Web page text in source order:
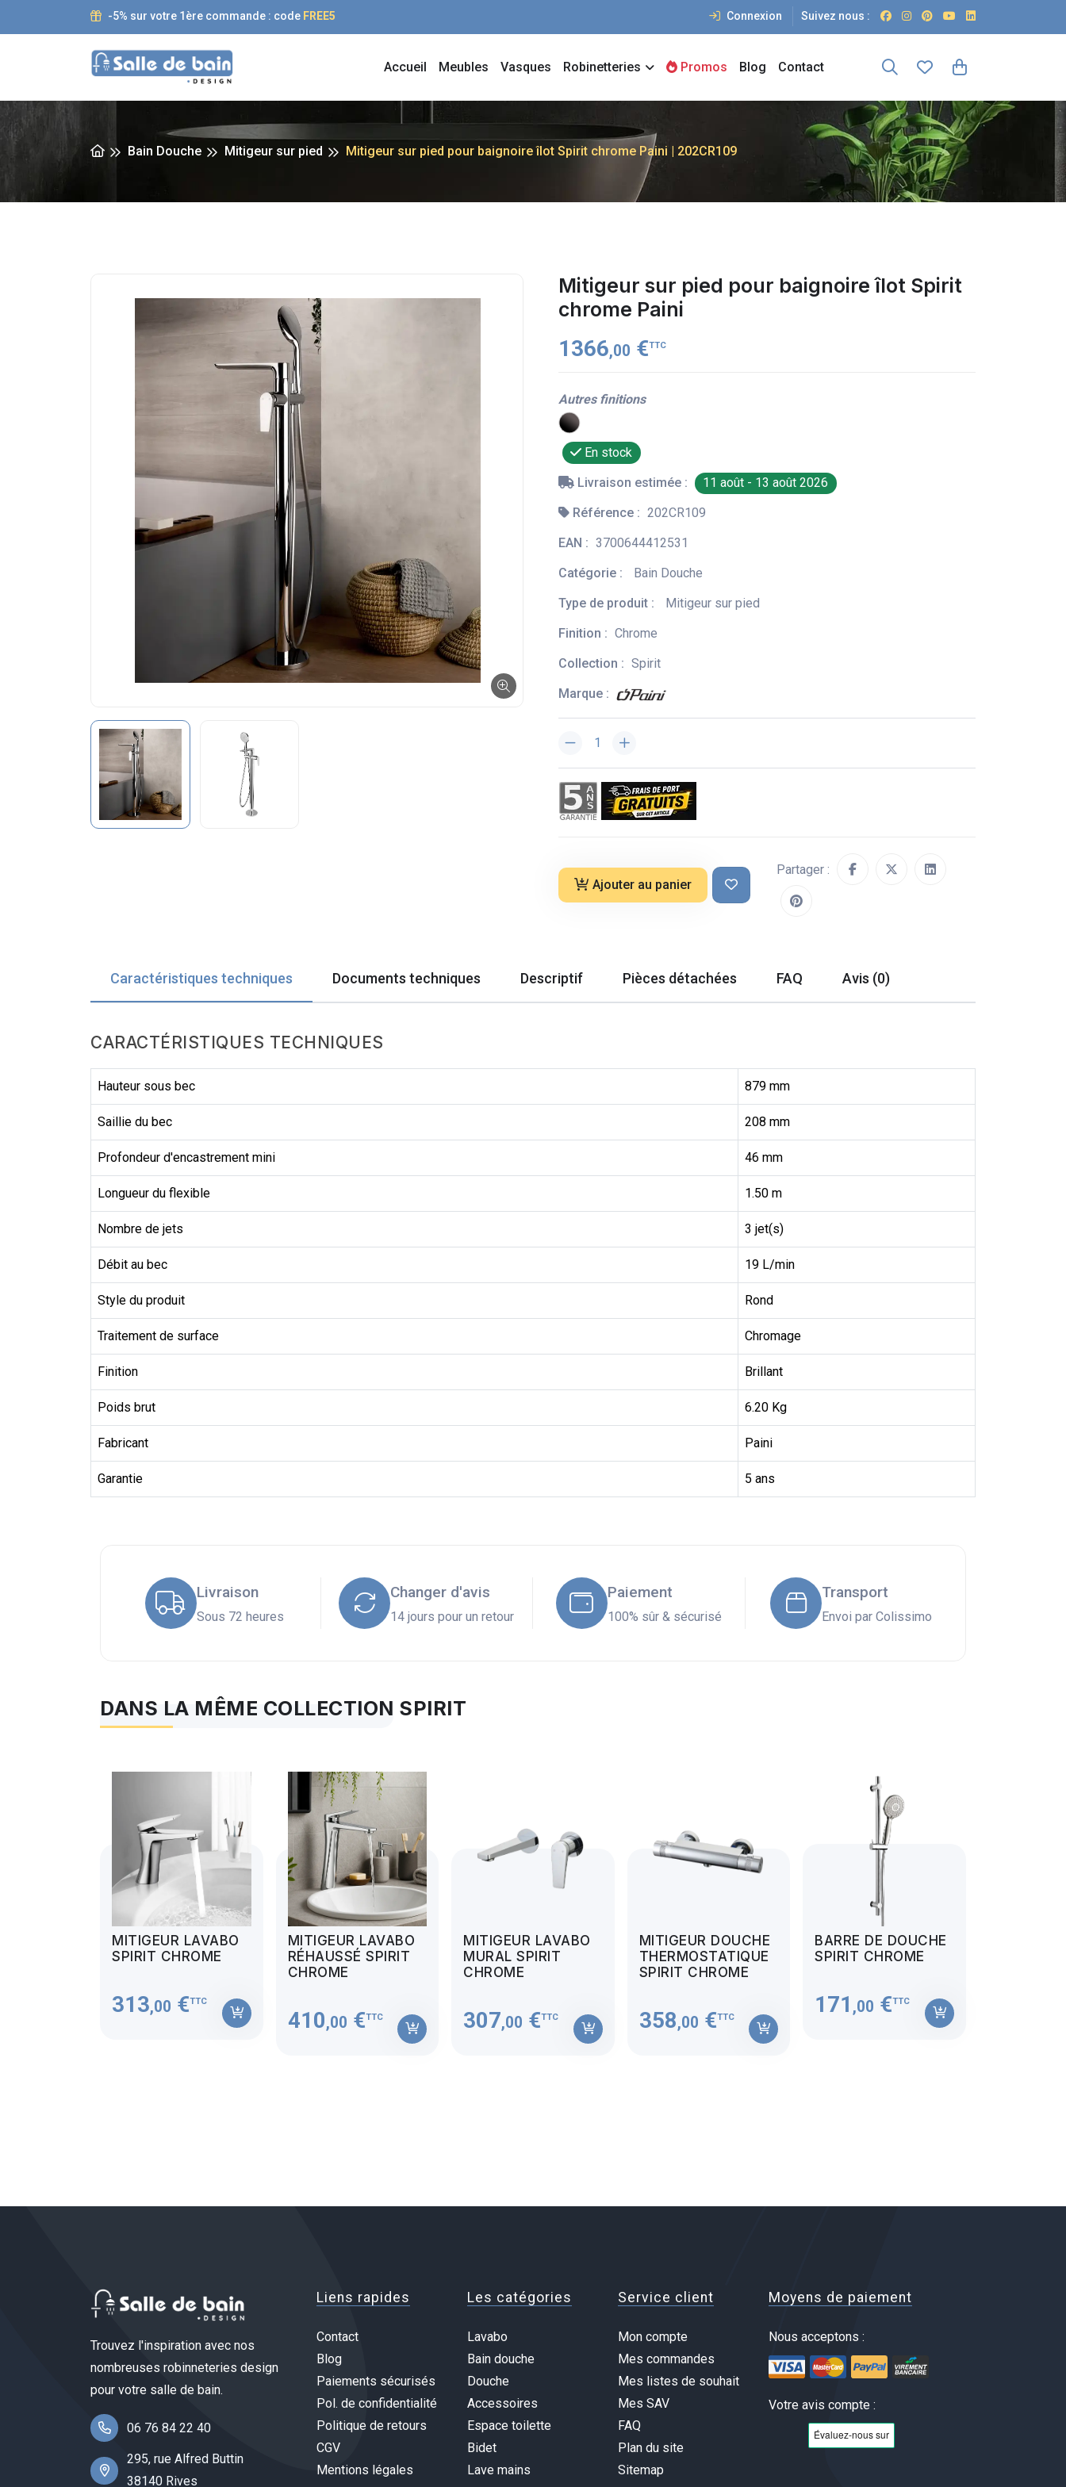
-5% sur votre 1ère commande : code FREE5 Connexion Suivez nous :
Accueil Meubles Vasques Robinetteries Promos Blog Contact
Bain Douche Mitigeur sur pied Mitigeur sur pied pour baignoire îlot Spirit chrome Paini | 202CR109
Mitigeur sur pied pour baignoire îlot Spirit
chrome Paini
1366,00 €TTC
Autres finitions
En stock
Livraison estimée :
11 août - 13 août 2026
Référence : 202CR109
EAN : 3700644412531
Catégorie :
Bain Douche
Type de produit :
Mitigeur sur pied
Finition : Chrome
Collection : Spirit
Marque :
Ajouter au panier
Partager :
Caractéristiques techniques Documents techniques Descriptif Pièces détachées FAQ Avis (0)
CARACTÉRISTIQUES TECHNIQUES
Hauteur sous bec 879 mm
Saillie du bec 208 mm
Profondeur d'encastrement mini 46 mm
Longueur du flexible 1.50 m
Nombre de jets 3 jet(s)
Débit au bec 19 L/min
Style du produit Rond
Traitement de surface Chromage
Finition Brillant
Poids brut 6.20 Kg
Fabricant Paini
Garantie 5 ans
Livraison
Sous 72 heures
Changer d'avis
14 jours pour un retour
Paiement
100% sûr & sécurisé
Transport
Envoi par Colissimo
DANS LA MÊME COLLECTION SPIRIT
MITIGEUR LAVABO
SPIRIT CHROME
313,00 €TTC
MITIGEUR LAVABO
RÉHAUSSÉ SPIRIT
CHROME
410,00 €TTC
MITIGEUR LAVABO
MURAL SPIRIT
CHROME
307,00 €TTC
MITIGEUR DOUCHE
THERMOSTATIQUE
SPIRIT CHROME
358,00 €TTC
BARRE DE DOUCHE
SPIRIT CHROME
171 ,00 €TTC
Trouvez l'inspiration avec nos
nombreuses robinneteries design
pour votre salle de bain.
06 76 84 22 40
295, rue Alfred Buttin
38140 Rives
Liens rapides
Contact
Blog
Paiements sécurisés
Pol. de confidentialité
Politique de retours
CGV
Mentions légales
Les catégories
Lavabo
Bain douche
Douche
Accessoires
Espace toilette
Bidet
Lave mains
Service client
Mon compte
Mes commandes
Mes listes de souhait
Mes SAV
FAQ
Plan du site
Sitemap
Moyens de paiement
Nous acceptons :
Votre avis compte :